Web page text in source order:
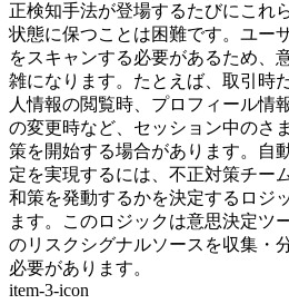
正検知手法が登場するたびにこれ
状態に保つことは困難です。ユー
をスキャンする必要があるため、
雑になります。たとえば、取引時
人情報の閲覧時、プロフィール情
の変更時など、セッション中のさ
策を開始する場合があります。自
定を実現するには、不正対策チー
和策を発動するかを決定するロジ
ます。このロジックは意思決定ツ
のリスクシグナルソースを収集・
必要があります。
item-3-icon